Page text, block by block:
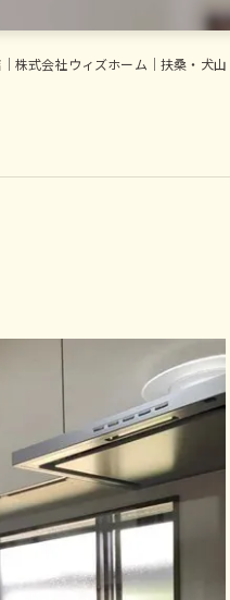
株式会社ウィズホーム｜扶桑・犬山